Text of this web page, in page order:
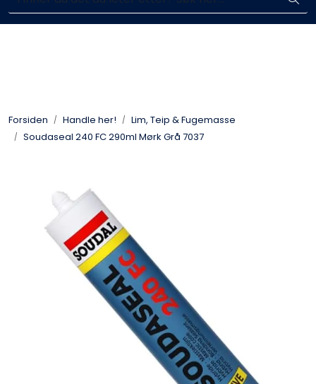
Skip to main contentEnkelt kjøp, hentes i butikk (Sandefjord)
Forsiden Handle her!
Lim, Teip & Fugemasse
Soudaseal 240 FC 290ml Mørk Grå 7037
Taktekking
Ventilasjon
Bildegalleri
Våre leverandører